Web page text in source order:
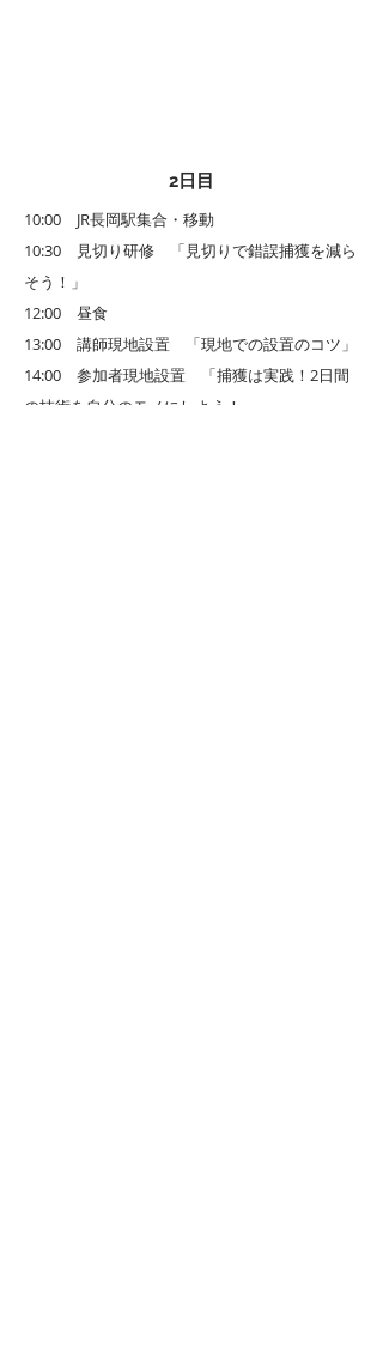
2日目
10:00 JR長岡駅集合・移動
10:30 見切り研修 「見切りで錯誤捕獲を減ら
そう！」
12:00 昼食
13:00 講師現地設置 「現地での設置のコツ」
14:00 参加者現地設置 「捕獲は実践！2日間
の技術を自分のモノにしよう！」